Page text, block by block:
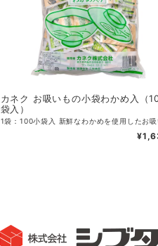
カネク お吸いもの小袋わかめ入（
袋入）